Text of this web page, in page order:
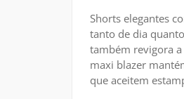
Shorts elegantes
tanto de dia
também revigora
maxi blazer
que aceitem